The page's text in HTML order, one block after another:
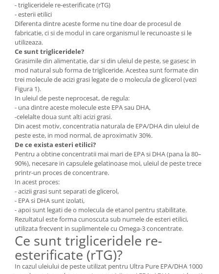
- trigliceridele re-esterificate (rTG)
- esterii etilici
Diferenta dintre aceste forme nu tine doar de procesul de
fabricatie, ci si de modul in care organismul le recunoaste si le
utilizeaza.
Ce sunt trigliceridele?
Grasimile din alimentatie, dar si din uleiul de peste, se gasesc in
mod natural sub forma de trigliceride. Acestea sunt formate din
trei molecule de acizi grasi legate de o molecula de glicerol (vezi
Figura 1).
In uleiul de peste neprocesat, de regula:
- una dintre aceste molecule este EPA sau DHA,
-celelalte doua sunt alti acizi grasi.
Din acest motiv, concentratia naturala de EPA/DHA din uleiul de
peste este, in mod normal, de aproximativ 30%.
De ce exista esteri etilici?
Pentru a obtine concentratii mai mari de EPA si DHA (pana la 80–
90%), necesare in capsulele gelatinoase moi, uleiul de peste trece
printr-un proces de concentrare.
In acest proces:
- acizii grasi sunt separati de glicerol,
- EPA si DHA sunt izolati,
- apoi sunt legati de o molecula de etanol pentru stabilitate.
Rezultatul este forma cunoscuta sub numele de esteri etilici,
utilizata frecvent in suplimentele cu Omega-3 concentrate.
Ce sunt trigliceridele re-
esterificate (rTG)?
In cazul uleiului de peste utilizat pentru Ultra Pure EPA/DHA 1000